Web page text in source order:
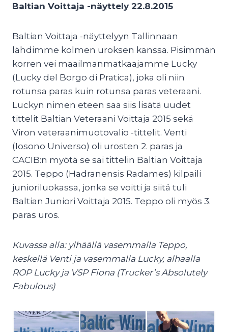
Baltian Voittaja -näyttely 22.8.2015
Baltian Voittaja -näyttelyyn Tallinnaan
lähdimme kolmen uroksen kanssa. Pisimmän
korren vei maailmanmatkaajamme Lucky
(Lucky del Borgo di Pratica), joka oli niin
rotunsa paras kuin rotunsa paras veteraani.
Luckyn nimen eteen saa siis lisätä uudet
tittelit Baltian Veteraani Voittaja 2015 sekä
Viron veteraanimuotovalio -tittelit. Venti
(Iosono Universo) oli urosten 2. paras ja
CACIB:n myötä se sai tittelin Baltian Voittaja
2015. Teppo (Hadranensis Radames) kilpaili
junioriluokassa, jonka se voitti ja siitä tuli
Baltian Juniori Voittaja 2015. Teppo oli myös 3.
paras uros.
Kuvassa alla: ylhäällä vasemmalla Teppo,
keskellä Venti ja vasemmalla Lucky, alhaalla
ROP Lucky ja VSP Fiona (Trucker’s Absolutely
Fabulous)